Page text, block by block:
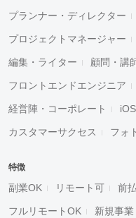
プランナー・ディレクター
プロジェクトマネージャー
編集・ライター 顧問・講
フロントエンドエンジニア
経営陣・コーポレート
カスタマーサクセス フォ
特徴
副業OK リモート可 前
フルリモートOK 新規事業